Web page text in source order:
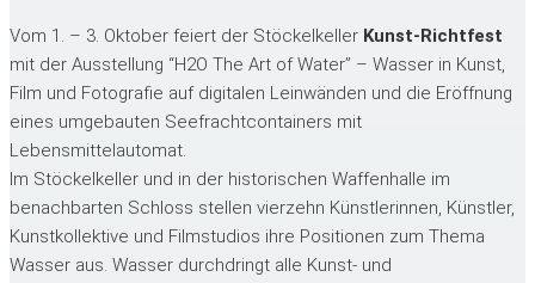
Vom 1. – 3. Oktober feiert der Stöckelkeller Kunst-Richtfest
mit der Ausstellung “H2O The Art of Water” – Wasser in Kunst,
Film und Fotografie auf digitalen Leinwänden und die Eröffnung
eines umgebauten Seefrachtcontainers mit
Lebensmittelautomat.
Im Stöckelkeller und in der historischen Waffenhalle im
benachbarten Schloss stellen vierzehn Künstlerinnen, Künstler,
Kunstkollektive und Filmstudios ihre Positionen zum Thema
Wasser aus. Wasser durchdringt alle Kunst- und